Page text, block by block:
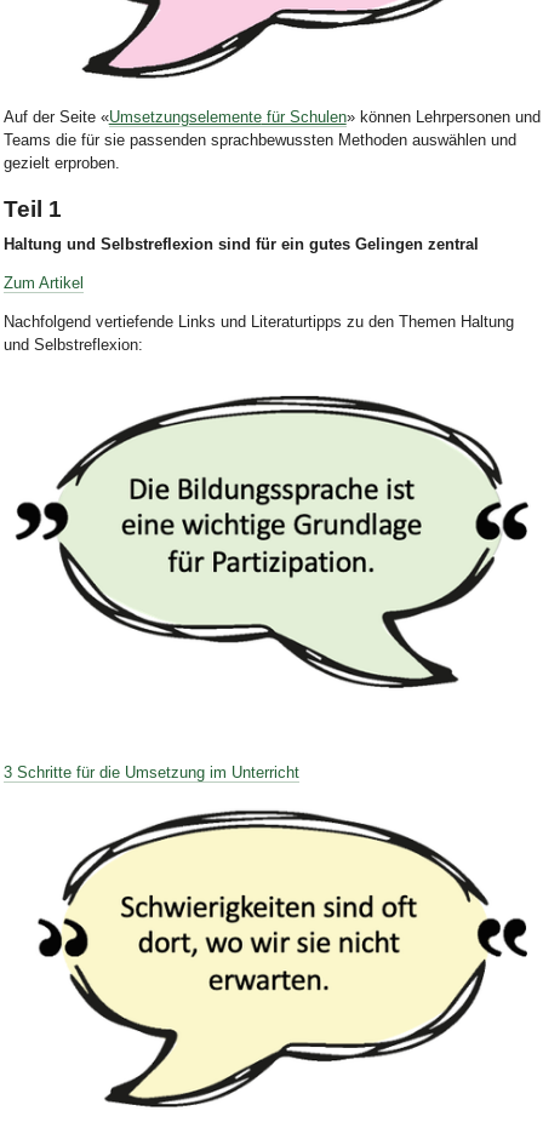
Auf der Seite «Umsetzungselementefür Schulen» können Lehrpersonen und
Teams die für sie passenden sprachbewussten Methoden auswählen und
gezielt erproben.
Teil 1
Haltung und Selbstreflexion sind für ein gutes Gelingen zentral
Zum Artikel
Nachfolgend vertiefende Links und Literaturtipps zu den Themen Haltung
und Selbstreflexion:
3 Schritte für die Umsetzung im Unterricht